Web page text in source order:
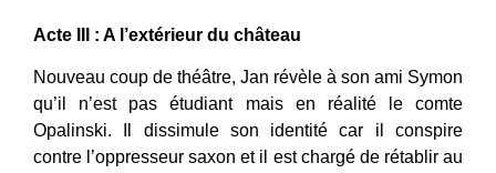
Acte III : A l’extérieur du château
Nouveau coup de théâtre, Jan révèle à son ami Symon
qu’il n’est pas étudiant mais en réalité le comte
Opalinski. Il dissimule son identité car il conspire
contre l’oppresseur saxon et il est chargé de rétablir au